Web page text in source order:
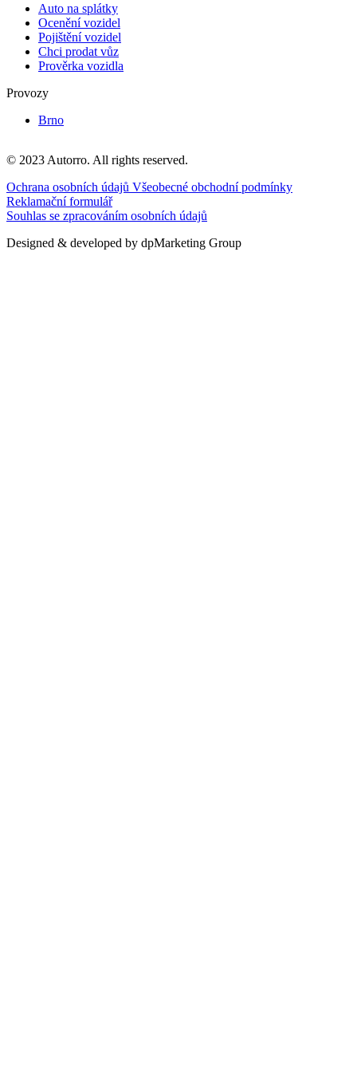
Auto na splátky
Ocenění vozidel
Pojištění vozidel
Chci prodat vůz
Prověrka vozidla
Provozy
Brno
© 2023 Autorro. All rights reserved.
Ochrana osobních údajů Všeobecné obchodní podmínky
Reklamační formulář
Souhlas se zpracováním osobních údajů
Designed & developed by dpMarketing Group